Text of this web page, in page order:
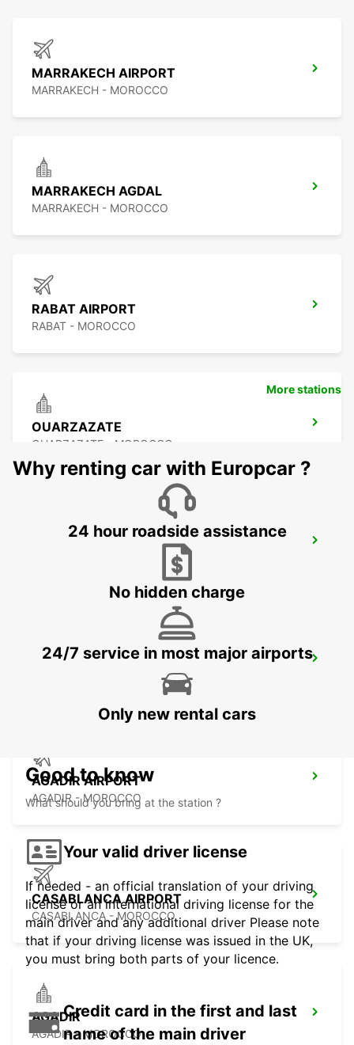
MARRAKECH AIRPORT
MARRAKECH - MOROCCO
MARRAKECH AGDAL
MARRAKECH - MOROCCO
RABAT AIRPORT
RABAT - MOROCCO
OUARZAZATE
OUARZAZATE - MOROCCO
OUARZAZATE AIRPORT
OUARZAZATE - MOROCCO
ESSAOUIRA AIRPORT
ESSAOUIRA - MOROCCO
AGADIR AIRPORT
AGADIR - MOROCCO
CASABLANCA AIRPORT
CASABLANCA - MOROCCO
AGADIR
AGADIR - MOROCCO
More stations
Why renting car with Europcar ?
24 hour roadside assistance
No hidden charge
24/7 service in most major airports
Only new rental cars
Good to know
What should you bring at the station ?
Your valid driver license
If needed - an official translation of your driving
license or an international driving license for the
main driver and any additional driver Please note
that if your driving license was issued in the UK,
you must bring both parts of your licence.
Credit card in the first and last
name of the main driver